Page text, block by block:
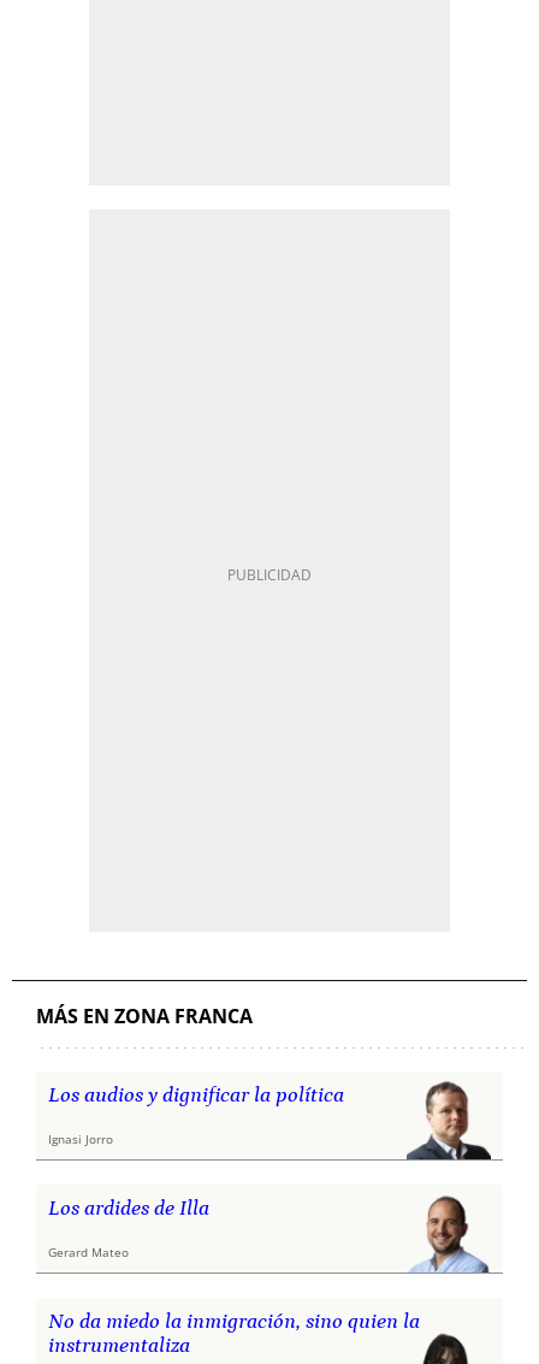
MÁS EN ZONA FRANCA
Los audios y dignificar la política
Ignasi Jorro
Los ardides de Illa
Gerard Mateo
No da miedo la inmigración, sino quien la
instrumentaliza